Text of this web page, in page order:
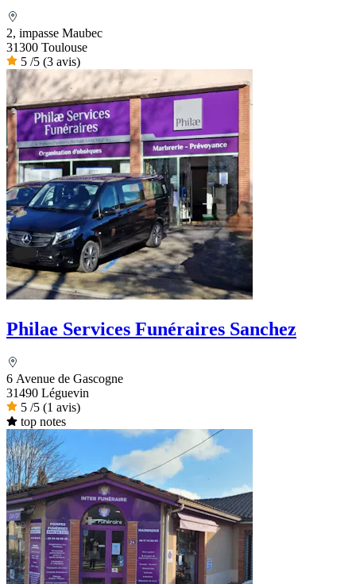
2, impasse Maubec
31300 Toulouse
5 /5 (3 avis)
Philae Services Funéraires Sanchez
6 Avenue de Gascogne
31490 Léguevin
5 /5 (1 avis)
top notes